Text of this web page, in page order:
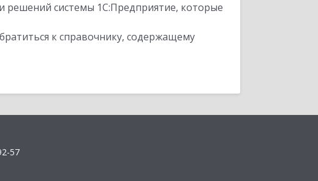
решений системы 1С:Предприятие, которые
к справочнику, содержащему
57